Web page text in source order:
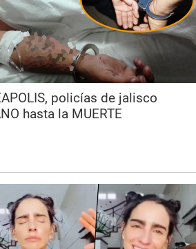
policías de jalisco
hasta la MUERTE